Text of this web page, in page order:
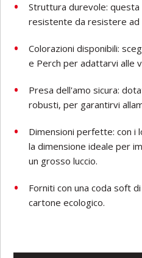
Struttura durevole: questa
resistente da resistere ad
Colorazioni disponibili:
e Perch per adattarvi alle
Presa dell'amo sicura:
robusti, per garantirvi
Dimensioni perfette: con i
la dimensione ideale per
un grosso luccio.
Forniti con una coda soft
cartone ecologico.